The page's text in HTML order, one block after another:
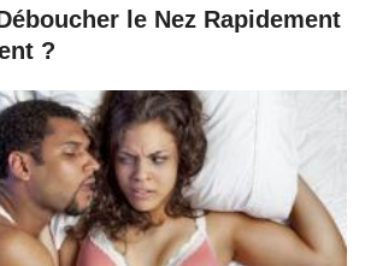
le Nez Rapidement
?